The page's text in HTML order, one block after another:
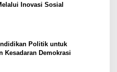
Inovasi Sosial
Politik untuk
Kesadaran Demokrasi